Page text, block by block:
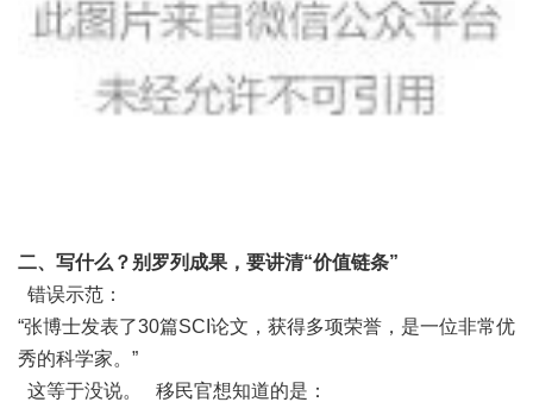
二、 写什么？别罗列成果，要讲清“价值链条”
错误示范：
“张博士发表了30篇SCI论文，获得多项荣誉，是一位非常优
秀的科学家。”
这等于没说。 移民官想知道的是：